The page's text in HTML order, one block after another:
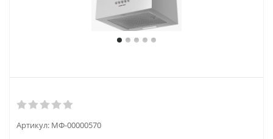
Артикул: МФ-00000570